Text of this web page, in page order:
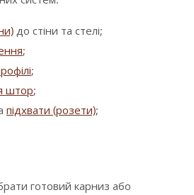
до стіни та стелі;
;
;
штор;
підхвати (розети);
готовий карниз або